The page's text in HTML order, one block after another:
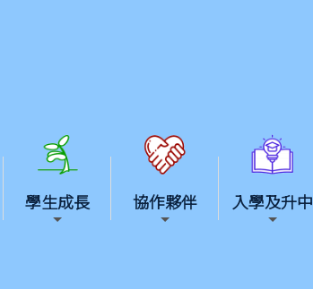
學生成長 協作夥伴 入學及升中